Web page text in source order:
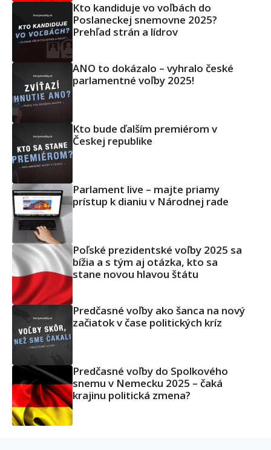
Kto kandiduje vo voľbách do
Poslaneckej snemovne 2025?
Prehľad strán a lídrov
ANO to dokázalo – vyhralo české
parlamentné voľby 2025!
Kto bude ďalším premiérom v
Českej republike
Parlament live – majte priamy
prístup k dianiu v Národnej rade
Poľské prezidentské voľby 2025 sa
bížia a s tým aj otázka, kto sa
stane novou hlavou štátu
Predčasné voľby ako šanca na nový
začiatok v čase politických kríz
Predčasné voľby do Spolkového
snemu v Nemecku 2025 – čaká
krajinu politická zmena?